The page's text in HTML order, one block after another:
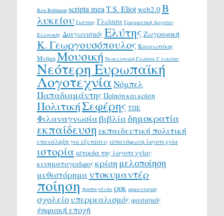
Ken Robinson scripta meaT.S. Eliotweb2.0 Β
λυκείου Γκάτσος Γλώσσα Γραμματική Αρχαίας
Ελληνικής ΔιαγωνισμόςΕλύτης Ζωγραφική
Κ. Γεωργουσόπουλος Καρυωτάκης
ΜνήμηΜουσική Νεοελληνική Γλώσσα Γ λυκείου
Νεότερη Ευρωπαϊκή
ΛογοτεχνίαΝόμπελ
Παπαδιαμάντης Ποίηση και κρίση
ΠολιτικήΣεφέρης ΤΠΕ
Φιλαναγνωσίαβιβλίαδημοκρατία
εκπαίδευση εκπαιδευτική πολιτική
επανάληψη για εξετάσεις ισπανόφωνη λογοτεχνία
ιστορία ιστορία της λογοτεχνίας
κινηματογράφοςκρίση μελοποίηση
μυθιστόρημα ντοκυμαντέρ
ποίηση προπαγάνδα ροκ ρομαντισμός
σχολείουπερρεαλισμόςφασισμός
ψηφιακή εποχή